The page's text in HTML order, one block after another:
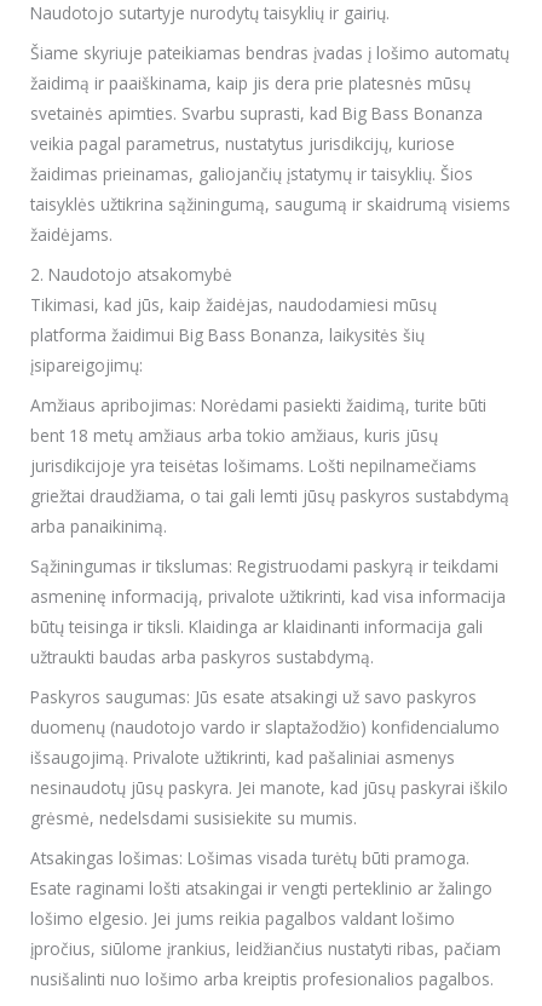
Naudotojo sutartyje nurodytų taisyklių ir gairių.
Šiame skyriuje pateikiamas bendras įvadas į lošimo automatų
žaidimą ir paaiškinama, kaip jis dera prie platesnės mūsų
svetainės apimties. Svarbu suprasti, kad Big Bass Bonanza
veikia pagal parametrus, nustatytus jurisdikcijų, kuriose
žaidimas prieinamas, galiojančių įstatymų ir taisyklių. Šios
taisyklės užtikrina sąžiningumą, saugumą ir skaidrumą visiems
žaidėjams.
2. Naudotojo atsakomybė
Tikimasi, kad jūs, kaip žaidėjas, naudodamiesi mūsų
platforma žaidimui Big Bass Bonanza, laikysitės šių
įsipareigojimų:
Amžiaus apribojimas: Norėdami pasiekti žaidimą, turite būti
bent 18 metų amžiaus arba tokio amžiaus, kuris jūsų
jurisdikcijoje yra teisėtas lošimams. Lošti nepilnamečiams
griežtai draudžiama, o tai gali lemti jūsų paskyros sustabdymą
arba panaikinimą.
Sąžiningumas ir tikslumas: Registruodami paskyrą ir teikdami
asmeninę informaciją, privalote užtikrinti, kad visa informacija
būtų teisinga ir tiksli. Klaidinga ar klaidinanti informacija gali
užtraukti baudas arba paskyros sustabdymą.
Paskyros saugumas: Jūs esate atsakingi už savo paskyros
duomenų (naudotojo vardo ir slaptažodžio) konfidencialumo
išsaugojimą. Privalote užtikrinti, kad pašaliniai asmenys
nesinaudotų jūsų paskyra. Jei manote, kad jūsų paskyrai iškilo
grėsmė, nedelsdami susisiekite su mumis.
Atsakingas lošimas: Lošimas visada turėtų būti pramoga.
Esate raginami lošti atsakingai ir vengti perteklinio ar žalingo
lošimo elgesio. Jei jums reikia pagalbos valdant lošimo
įpročius, siūlome įrankius, leidžiančius nustatyti ribas, pačiam
nusišalinti nuo lošimo arba kreiptis profesionalios pagalbos.